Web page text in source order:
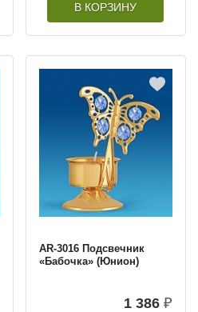
В КОРЗИНУ
AR-3016 Подсвечник
«Бабочка» (Юнион)
1 386 ₽